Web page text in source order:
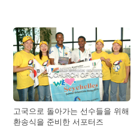
고국으로 돌아가는 선수들을 위해
환송식을 준비한 서포터즈